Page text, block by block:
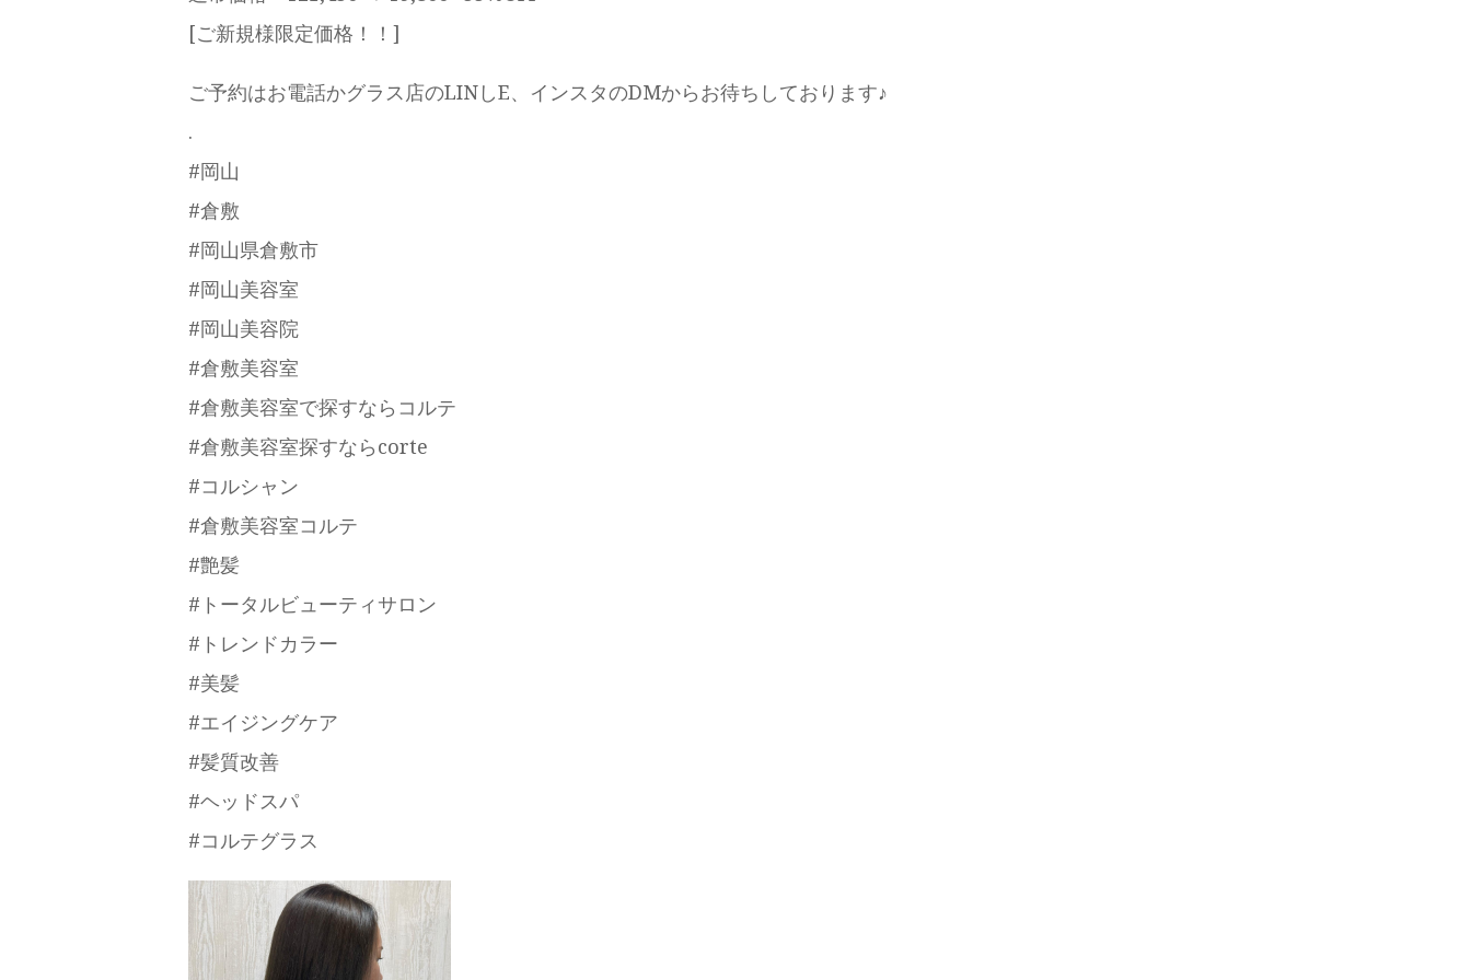
[ご新規様限定価格！！]
ご予約はお電話かグラス店のLINしE、インスタのDMからお待ちしております♪
.
#岡山
#倉敷
#岡山県倉敷市
#岡山美容室
#岡山美容院
#倉敷美容室
#倉敷美容室で探すならコルテ
#倉敷美容室探すならcorte
#コルシャン
#倉敷美容室コルテ
#艶髪
#トータルビューティサロン
#トレンドカラー
#美髪
#エイジングケア
#髪質改善
#ヘッドスパ
#コルテグラス